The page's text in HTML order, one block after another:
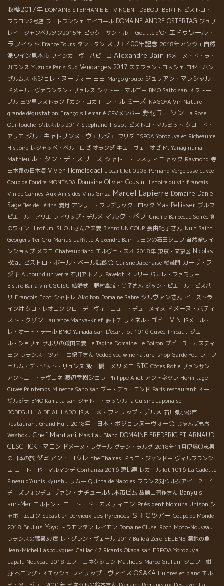
収穫2017年 DOMAINE STEPHANIE ET VINCENT DEBOUTBERTIN ビストロ・
フラコン2号店 ラ・トランシェ エイロール DOMAINE ANDRE OSTERTAG ジュヴ
レイ・シャンベルタン2015年 ピック・サン・ルー Goutte d’Or エドゥワール・
ラフィット France Tours タン・タン スリエ400年記念 2018年アンジェ自然
派ワイン見本市 ワインカーヴ・パピーユ Alexandre Bain ドメーヌ・ド・ラ・
ガランス Yuzu de Paris Sud Vendanges 2017 ステファン・ロッシェ ロセ・パン
プルムス ボジョレ・ヌーヴォー ヨヨ Margo groupe ジュリアン・マレシャル
ドメール・ヴァランタン・ヴァレス シャトー・マルゴー BMO Saito san オクトー
ブル 三ツ星レストラン「カン・ロカ」 ラ・ルミーズ NAGOYA Vin Nature
grande dégustation François Lemarié CPVメンバー 野村ユニソン La Rose
Qui Touche ソルスルリ2017 Stéphane Tissot ビストロ・マルミット クロード・
アリエ ジル・キャトリンヌ・ヴェルジェ フリダ ESPOA Yorozuya et Richeaume
Histoire レシャッペ・ベル ロゼ オランダ キューヴェ・オゼ M. Yanaginuma
Mathieu ル・タン・デ・スリーズ シャトー・レスティニャック Raymond 寺
田本家の日本酒 Vivien Hemelsdael L'écart lot 0205 Pernand Vergelesse cuvée
Coup de Foudre MONTADA Domaine Olivier Cousin Histoire du vin francais
Vin de Cannes Aux Amis des Vins Ginza Marcel Lapierre Domaine Daniel
Sage îles de Lérins 満月 アンリー・フレデリック・ロック Mas Pellisser プルフ
ピエール・アリエ フィリップ・デルメ マルク・ぺノ Une île Barbecue Soirée 剣
のワイン Hirofumi SHOJI さんご夫妻 Bistro UN COUP 長由紀子さん Nuit Saint
Georgers 1er Cru Marius Laffitte Alexendre Bain リヨンの石田シェフ 自然派ワイ
ンショップ メラニ Chateaubriand エルヴェ・スオ 2018年 東京・文京区 Nicolas
Réau ビストロ・ポール・ベール試飲会 Cuiisne Japonaise 桜満開 カーヴ・フ
ジキ Autour d'un verre 石川アキノリ Pavelot オレリー パカレ・ファミリー
Bistro Bar à vin UGUISU 結婚式・野村高城・尚子さん ジャン・ピエール・ビスパ
リ François Ecot シャトレ Akoibon Domaine Sabre シルヴァンさん イーストラ
イン社 クロ・レオニン クロ・デ・ヴィーニュー・デュ・メイヌ ドメーヌ・バティ
スト・クザン Laurence Manya-Krief 夢キチ リオネル・ゴビー VIN ドメール・
レ・オート・テール BMO Yamada san L'écart lot 1016 Cuvée Thibaut ジュー
ル・ショヴェ サボリの鎌田夫妻 Le Tagine Domaine Le Boiron プピーユ・カスティ
ヨン フランス・ツアー 由紀子さん Vodopivec wine naturel shop Garde Fou ラ・フ
ェルム・デ・セット・リュンヌ 飯田橋 メリメロ STC Côtes Rotie ヴァンサン
アントニー・テヴェネ 渡辺幸樹シェフ Philippe Aliet アントネッラ Hermitage
Cuvee Printemps Minette Sano san ブー・デュ・モンド Paris restaurant オー・
ザルジラ BMO Kamata san シャトー・ラッソル la Cuisine Japonaise
BODEGUILLA DE AL LADO ドメーヌ・フィリップ・デルメ 石川県小松市
Restaurant Grand Huit 2018年 日本・ボジョレヌーヴォー会 じゃんぼもち
Washoku Chef Mantani Mas Lau Blanc DOMAINE FREDERIC ET ARNAUD
GESCHICKT マコン ドメーヌ・ラゲール グラン・ラルグ 2018年11月伊藤與志男
の日本の旅 ダミアン・コクレ the Thames ドゥニ・ジャンドー ヴィルフランシ
ュ コート・ド・マルマンデ Confianza 2016 恵比寿 レカール lot 1016 La Cadette
Pineau d'Aunis Kyushu リムー Quinta de Napoles フランス対ウルグアイ：２：１
チーズフォンデュ ヴァン・ナチュール見本市ビム 故勝山晋作さん Banyuls-
sur-Mer コルトン・ コート・ド・カスティヨン Président Nomura Unison シ
ャポームロン Sebastien Dervieux Les Pyrenees ＳＴＣツアー Coupe de Monde
2018 Brulius Yoyo トラモンタン レイモン Domaine Clusel Roch Moto-Nouveau
フランスの猛暑37度 レ・グラン・ヴェール 2017 Bulle à Zero SELENE 築地の魚
Jean-Michel Lasbouygues Gaillac 47 Ricards Okada san ESPOA Yorozuya
Lapalu Nouveau 2018 エノ・コネクション Matheus Marco Giuliani シェフ・紺
野 へニング・オエッシュ フィリップ・ヴァイス OSAKA Huitres et blanc エル